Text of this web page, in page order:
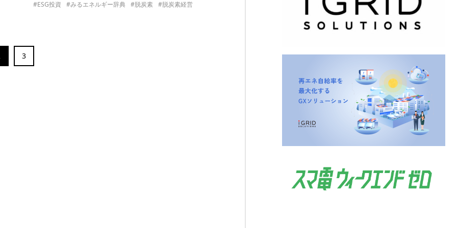
#ESG投資 #みるエネルギー辞典 #脱炭素 #脱炭素経営
3